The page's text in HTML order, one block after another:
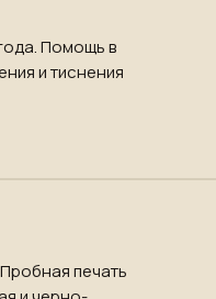
Помощь в
и тиснения
печать